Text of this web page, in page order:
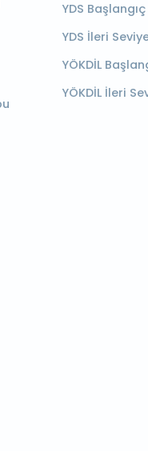
YDS Başlangıç
YDS İleri
YÖKDİL
YÖKDİL İleri